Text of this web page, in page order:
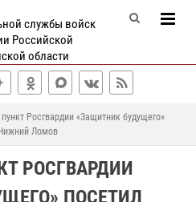
службы войск
Российской
области
Росгвардии «Защитник будущего»
Ломов
РОСГВАРДИИ
ПОСЕТИЛ